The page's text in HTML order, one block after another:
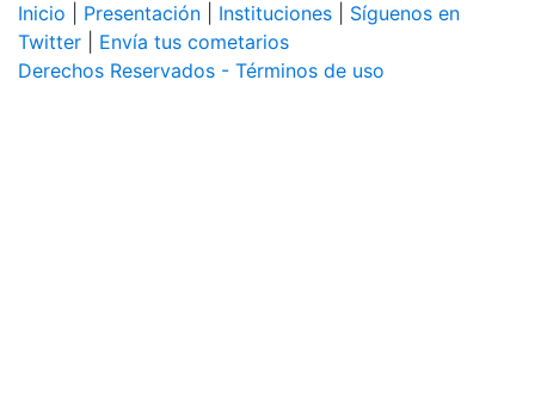
Inicio Presentación Instituciones
Síguenos en
Twitter
Envía tus cometarios
Derechos Reservados - Términos de uso